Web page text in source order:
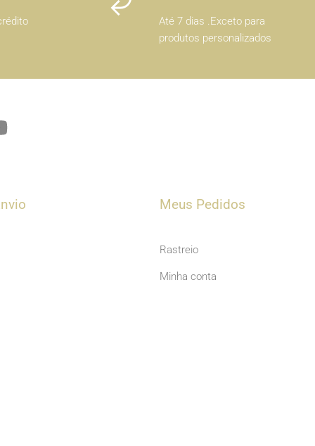
Até 7 dias .Exceto para
produtos personalizados
Meus Pedidos
Rastreio
Minha conta